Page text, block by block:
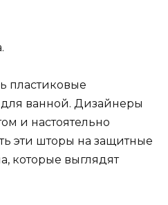
пластиковые
ванной. Дизайнеры
и настоятельно
эти шторы на защитные
которые выглядят